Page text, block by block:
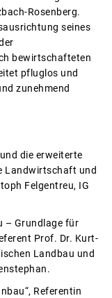
Rosenberg.
seines
bewirtschafteten
pfluglos und
zunehmend
die erweiterte
Landwirtschaft und
Felgentreu, IG
– Grundlage für
Prof. Dr. Kurt-
Landbau und
Referentin